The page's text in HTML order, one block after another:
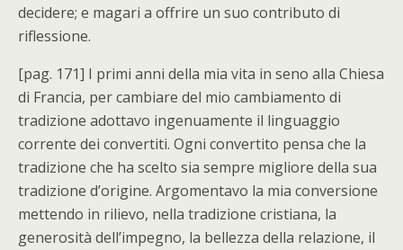
decidere; e magari a offrire un suo contributo di
riflessione.
[pag. 171] I primi anni della mia vita in seno alla Chiesa
di Francia, per cambiare del mio cambiamento di
tradizione adottavo ingenuamente il linguaggio
corrente dei convertiti. Ogni convertito pensa che la
tradizione che ha scelto sia sempre migliore della sua
tradizione d’origine. Argomentavo la mia conversione
mettendo in rilievo, nella tradizione cristiana, la
generosità dell’impegno, la bellezza della relazione, il